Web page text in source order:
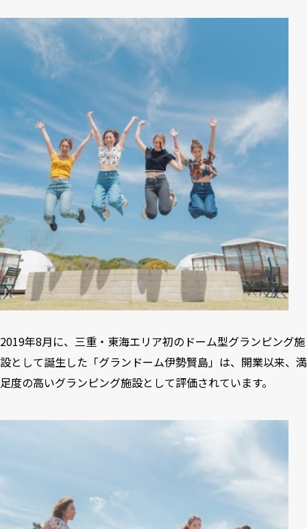
2019年8月に、三重・東海エリア初のドーム型グランピング施
設として誕生した「グランドーム伊勢賢島」は、開業以来、満
足度の高いグランピング施設として評価されています。